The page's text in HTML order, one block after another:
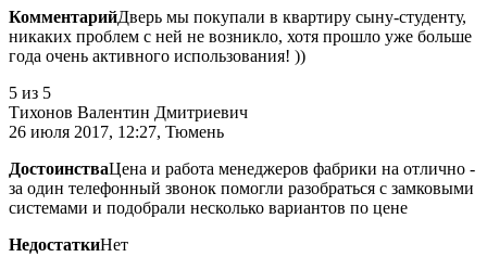
КомментарийДверь мы покупали в квартиру сыну-студенту,
никаких проблем с ней не возникло, хотя прошло уже больше
года очень активного использования! ))
5 из 5
Тихонов Валентин Дмитриевич
26 июля 2017, 12:27, Тюмень
ДостоинстваЦена и работа менеджеров фабрики на отлично -
за один телефонный звонок помогли разобраться с замковыми
системами и подобрали несколько вариантов по цене
НедостаткиНет